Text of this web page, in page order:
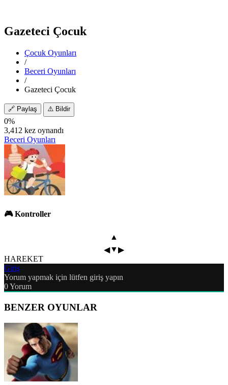
Gazeteci Çocuk
Çocuk Oyunları
/
Beceri Oyunları
/
Gazeteci Çocuk
🔗 Paylaş ⚠️ Bildir
0%
3,412 kez oynandı
Beceri Oyunları
🎮 Kontroller
▲
◀▼▶
HAREKET
Giriş
Yorum yapmak için lütfen giriş yapın
0Yorum
BENZER OYUNLAR